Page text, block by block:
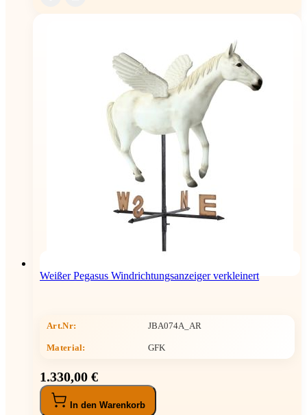
Weißer Pegasus Windrichtungsanzeiger verkleinert
Art.Nr: JBA074A_AR
Material: GFK
1.330,00 €
In den Warenkorb